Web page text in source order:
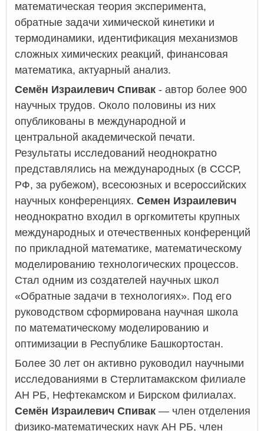
математическая теория эксперимента,
обратные задачи химической кинетики и
термодинамики, идентификация механизмов
сложных химических реакций, финансовая
математика, актуарный анализ.
Семён Израилевич Спивак - автор более 900
научных трудов. Около половины из них
опубликованы в международной и
центральной академической печати.
Результаты исследований неоднократно
представлялись на международных (в СССР,
РФ, за рубежом), всесоюзных и всероссийских
научных конференциях. Семен Израилевич
неоднократно входил в оргкомитеты крупных
международных и отечественных конференций
по прикладной математике, математическому
моделированию технологических процессов.
Стал одним из создателей научных школ
«Обратные задачи в технологиях». Под его
руководством сформирована научная школа
по математическому моделированию и
оптимизации в Республике Башкортостан.
Более 30 лет он активно руководил научными
исследованиями в Стерлитамакском филиале
АН РБ, Нефтекамском и Бирском филиалах.
Семён Израилевич Спивак — член отделения
физико-математических наук АН РБ, член